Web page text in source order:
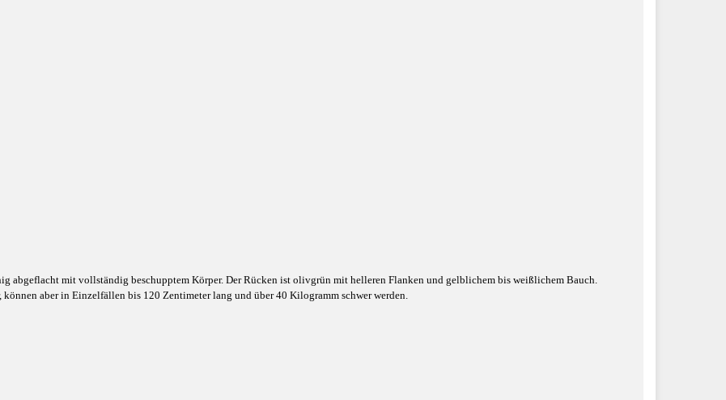
abgeflacht mit vollständig beschupptem Körper. Der Rücken ist olivgrün mit helleren Flanken und gelblichem bis weißlichem Bauch.
aber in Einzelfällen bis 120 Zentimeter lang und über 40 Kilogramm schwer werden.